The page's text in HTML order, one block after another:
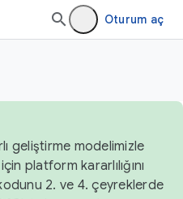
Oturum aç
geliştirme modelimizle
platform kararlılığını
2. ve 4. çeyreklerde